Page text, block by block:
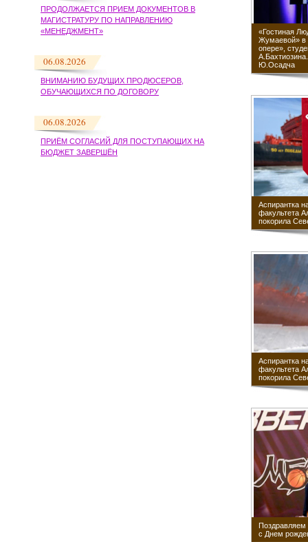
ПРОДОЛЖАЕТСЯ ПРИЕМ ДОКУМЕНТОВ В
МАГИСТРАТУРУ ПО НАПРАВЛЕНИЮ
«МЕНЕДЖМЕНТ»
06.08.2026
ВНИМАНИЮ БУДУЩИХ ПРОДЮСЕРОВ,
ОБУЧАЮЩИХСЯ ПО ДОГОВОРУ
06.08.2026
ПРИЁМ СОГЛАСИЙ ДЛЯ ПОСТУПАЮЩИХ НА
БЮДЖЕТ ЗАВЕРШЁН
«Гостиная
Жумаевой» в
опере»,
Ю.Осадча
Аспирантка
факультета
покорила
Аспирантка
факультета
покорила
Поздравляем
с Днем